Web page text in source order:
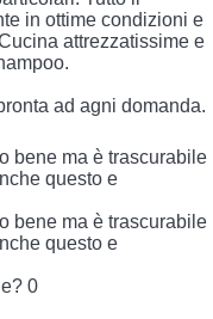
in ottime condizioni e
attrezzatissime e
ad agni domanda.
bene ma è trascurabile
questo e
bene ma è trascurabile
questo e
0